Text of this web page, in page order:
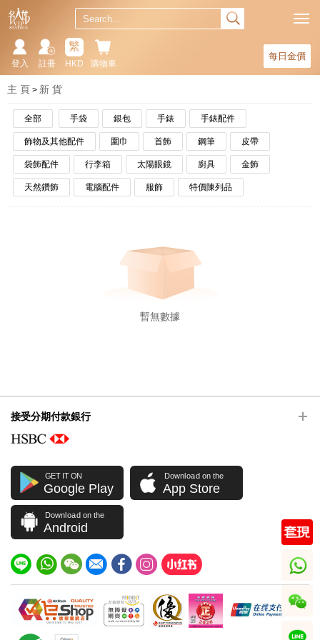
每日金價
購物車
繁
HKD
註冊
登入
主 頁 新 貨
全部 手袋 銀包 手錶 手錶配件
飾物及其他配件 圍巾 首飾 鋼筆 皮帶
袋飾配件 行李箱 太陽眼鏡 廚具 金飾
天然鑽飾 電腦配件 服飾 特價陳列品
暫無數據
接受分期付款銀行
GET IT ON
Google Play
Download on the
App Store
Download on the
Android
whatsapp